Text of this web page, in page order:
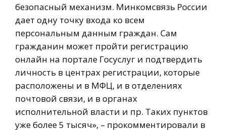
безопасный механизм. Минкомсвязь России
дает одну точку входа ко всем
персональным данным граждан. Сам
гражданин может пройти регистрацию
онлайн на портале Госуслуг и подтвердить
личность в центрах регистрации, которые
расположены и в МФЦ, и в отделениях
почтовой связи, и в органах
исполнительной власти и пр. Таких пунктов
уже более 5 тысяч», – прокомментировали в